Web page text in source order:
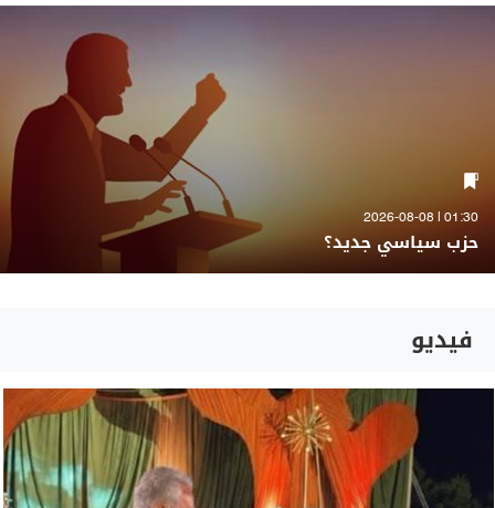
01:30 | 2026-08-08
حزب سياسي جديد؟
فيديو